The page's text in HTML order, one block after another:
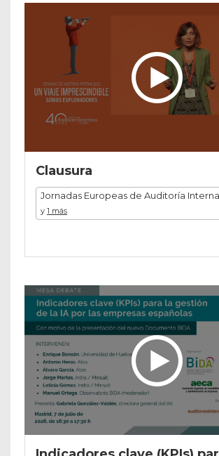
Clausura
Jornadas Europeas de Auditoría Interna
y 1 más